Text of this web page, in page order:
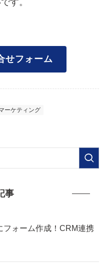
す。
せフォーム
ーケティング
事
フォーム作成！CRM連携